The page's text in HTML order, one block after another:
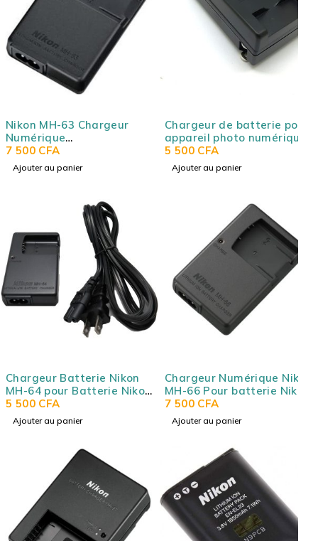
Nikon MH-63 Chargeur
Numérique
d'accumulateur, Adapté
pour: COOLPIX S200 , S500
7 500 CFA
Ajouter au panier
Chargeur de batterie pour
appareil photo numérique
Olympus Stylus Tough
5 500 CFA
Ajouter au panier
Chargeur Batterie Nikon
MH-64 pour Batterie Nikon
EN-EL11
5 500 CFA
Ajouter au panier
Chargeur Numérique Nikon
MH-66 Pour batterie Nikon
EN-EL19
7 500 CFA
Ajouter au panier